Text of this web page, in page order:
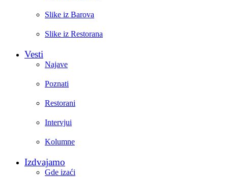
Slike iz Barova
Slike iz Restorana
Vesti
Najave
Poznati
Restorani
Intervjui
Kolumne
Izdvajamo
Gde izaći